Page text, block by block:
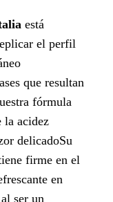
está
el perfil
que resultan
fórmula
la acidez
delicadoSu
firme en el
en
ser un